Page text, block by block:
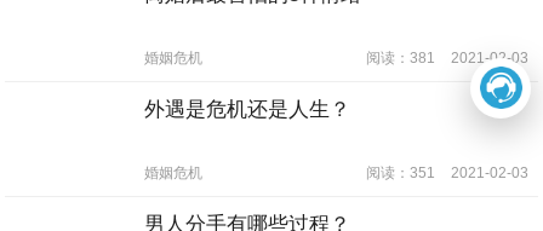
婚姻危机 阅读：381 2021-02-03
外遇是危机还是人生？
婚姻危机 阅读：351 2021-02-03
男人分手有哪些过程？